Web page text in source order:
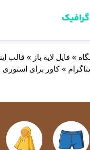
» فایل لایه باز » قالب
» کاور برای استوری